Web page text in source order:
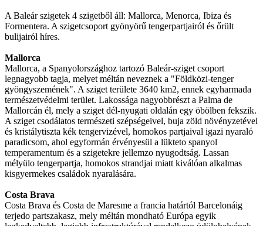
A Baleár szigetek 4 szigetből áll: Mallorca, Menorca, Ibiza és
Formentera. A szigetcsoport gyönyörű tengerpartjairól és őrült
bulijairól híres.
Mallorca
Mallorca, a Spanyolországhoz tartozó Baleár-sziget csoport
legnagyobb tagja, melyet méltán neveznek a "Földközi-tenger
gyöngyszemének". A sziget területe 3640 km2, ennek egyharmada
természetvédelmi terület. Lakossága nagyobbrészt a Palma de
Mallorcán él, mely a sziget dél-nyugati oldalán egy öbölben fekszik.
A sziget csodálatos természeti szépségeivel, buja zöld növényzetével
és kristálytiszta kék tengervizével, homokos partjaival igazi nyaraló
paradicsom, ahol egyformán érvényesül a lükteto spanyol
temperamentum és a szigetekre jellemzo nyugodtság. Lassan
mélyülo tengerpartja, homokos strandjai miatt kiválóan alkalmas
kisgyermekes családok nyaralására.
Costa Brava
Costa Brava és Costa de Maresme a francia határtól Barcelonáig
terjedo partszakasz, mely méltán mondható Európa egyik